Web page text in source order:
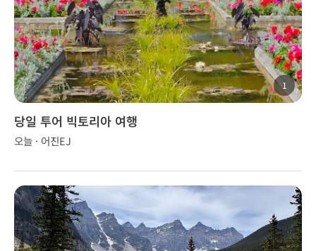
1
당일 투어 빅토리아 여행
오늘 · 어진EJ